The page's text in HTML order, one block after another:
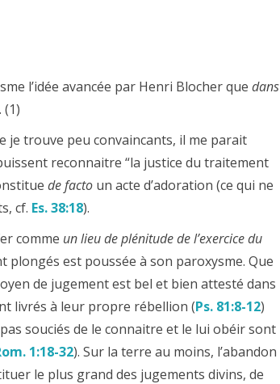
l’idée avancée par Henri Blocher que dans
. (1)
je trouve peu convaincants, il me parait
reconnaitre “la justice du traitement
de facto un acte d’adoration (ce qui ne
cf. Es. 38:18).
comme un lieu de plénitude de l’exercice du
plongés est poussée à son paroxysme. Que
de jugement est bel et bien attesté dans
livrés à leur propre rébellion (Ps. 81:8-12)
souciés de le connaitre et le lui obéir sont
1:18-32). Sur la terre au moins, l’abandon
le plus grand des jugements divins, de